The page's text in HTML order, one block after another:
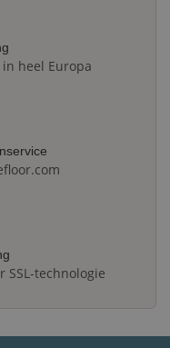
heel Europa
SSL-technologie